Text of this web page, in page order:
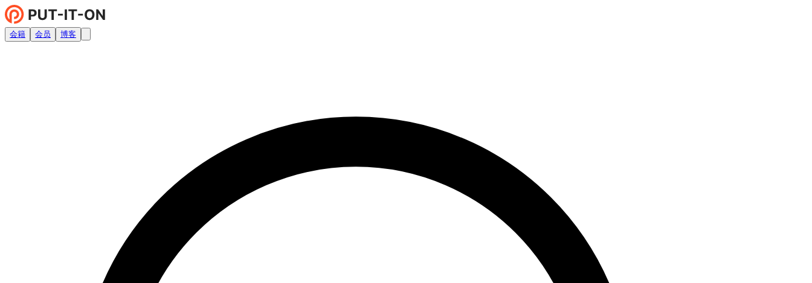
会籍 会员 博客